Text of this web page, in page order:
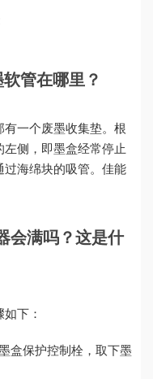
管在哪里？
一个废墨收集垫。根
侧，即墨盒经常停止
海绵块的吸管。佳能
会满吗？这是什
下：
盒保护控制栓，取下墨